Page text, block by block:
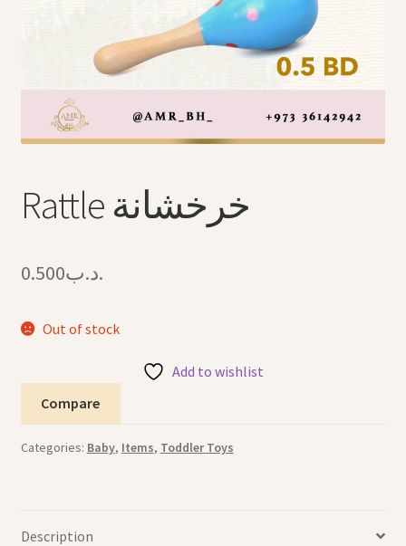
Arabic Language اللغة العربية
National Day العيد الوطني
STATIONARY القرطاسية
Birthdays أعياد الميلاد
Rattle خرخشانة
.د.ب0.500
Out of stock
Add to wishlist
Compare
Categories: Baby, Items, Toddler Toys
Description